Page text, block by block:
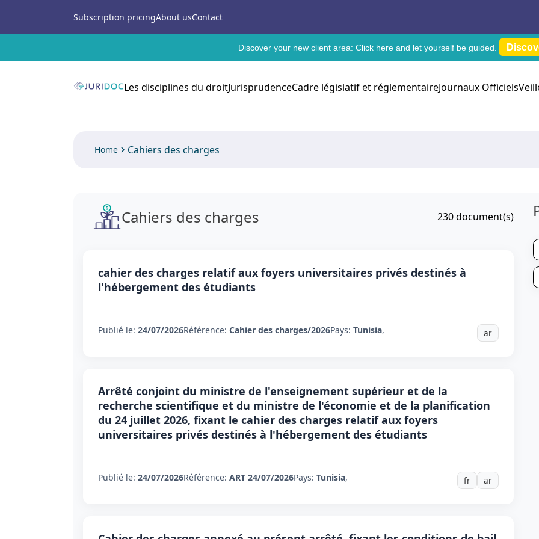
Subscription pricingAbout usContact
Discover your new client area: Click here and let yourself be guided.
Les disciplines du droitJurisprudenceCadre législatif et réglementaireJournaux Officiels
Home Cahiers des charges
Cahiers des charges 230document(s)
cahier des charges relatif aux foyers universitaires privés destinés à
l'hébergement des étudiants
Publié le: 24/07/2026Référence: Cahier des charges/2026Pays: Tunisia, ar
Arrêté conjoint du ministre de l'enseignement supérieur et de la
recherche scientifique et du ministre de l'économie et de la planification
du 24 juillet 2026, fixant le cahier des charges relatif aux foyers
universitaires privés destinés à l'hébergement des étudiants
Publié le: 24/07/2026Référence: ART 24/07/2026Pays: Tunisia, fr ar